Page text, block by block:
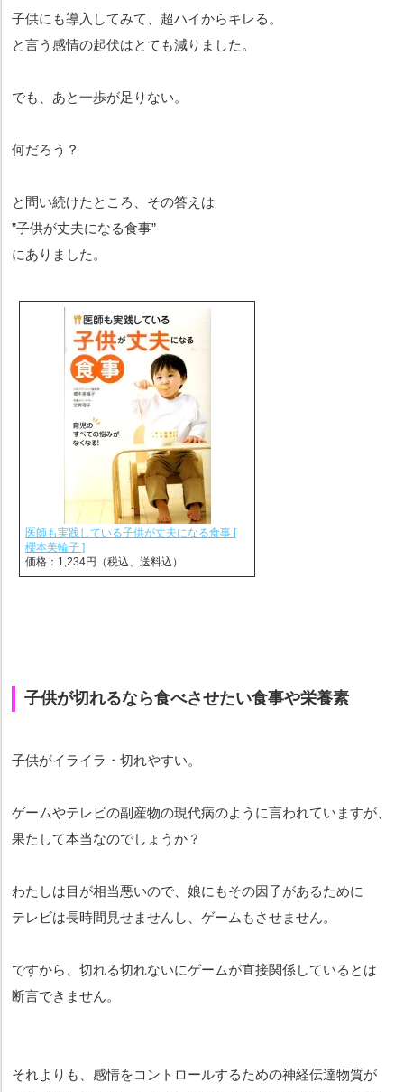
子供にも導入してみて、超ハイからキレる。
と言う感情の起伏はとても減りました。
でも、あと一歩が足りない。
何だろう？
と問い続けたところ、その答えは
”子供が丈夫になる食事”
にありました。
医師も実践している子供が丈夫になる食事 [
櫻本美輪子 ]
価格：1,234円（税込、送料込）
子供が切れるなら食べさせたい食事や栄養素
子供がイライラ・切れやすい。
ゲームやテレビの副産物の現代病のように言われていますが、
果たして本当なのでしょうか？
わたしは目が相当悪いので、娘にもその因子があるために
テレビは長時間見せませんし、ゲームもさせません。
ですから、切れる切れないにゲームが直接関係しているとは
断言できません。
それよりも、感情をコントロールするための神経伝達物質が